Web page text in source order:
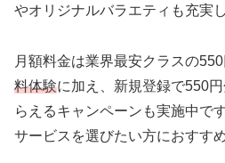
やオリジナルバラエティも充実
月額料金は業界最安クラスの550
料体験に加え、新規登録で550
らえるキャンペーンも実施中で
サービスを選びたい方におすす